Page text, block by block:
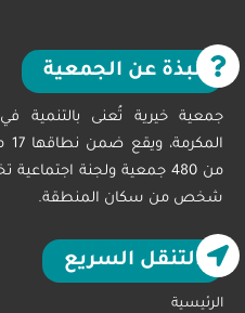
نبذة عن الجمعية
جمعية خيرية تُعنى
شخص من سكان المنطقة.
التنقل السريع
الرئيسية